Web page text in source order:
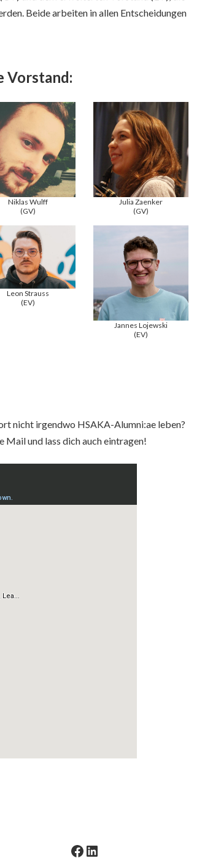
Beide arbeiten in allen Entscheidungen
Vorstand:
Niklas Wulff
(GV)
Julia Zaenker
(GV)
Leon Strauss
(EV)
Jannes Lojewski
(EV)
nicht irgendwo HSAKA-Alumni:ae leben?
Mail und lass dich auch eintragen!
Facebook
LinkedIn